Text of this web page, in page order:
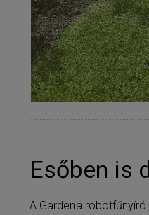
Esőben is
A Gardena